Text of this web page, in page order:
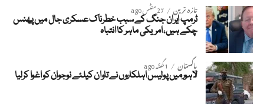
تازہ ترین 27 منٹس ago
ٹرمپ ایران جنگ کے سبب خطرناک عسکری جال میں پھنس
چکے ہیں، امریکی ماہر کا انتباہ
پاکستان 1 گھنٹہ ago
لاہورمیں پولیس اہلکاروں نے تاوان کیلئے نوجوان کو اغوا کرلیا